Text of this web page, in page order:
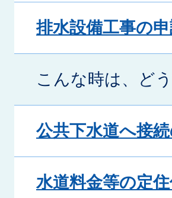
排水設備工事の
こんな時は、ど
公共下水道へ接
水道料金等の定